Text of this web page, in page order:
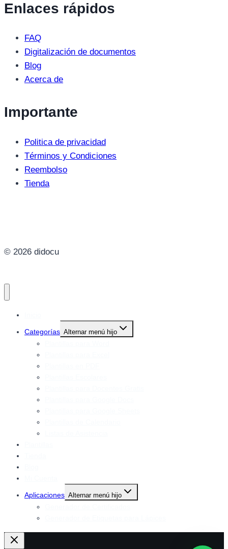
Enlaces rápidos
FAQ
Digitalización de documentos
Blog
Acerca de
Importante
Politica de privacidad
Términos y Condiciones
Reembolso
Tienda
© 2026 didocu
Categorías Alternar menú hijo
Aplicaciones Alternar menú hijo